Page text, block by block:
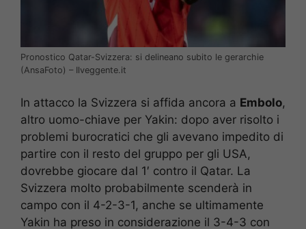
Pronostico Qatar-Svizzera: si delineano subito le gerarchie
(AnsaFoto) – Ilveggente.it
In attacco la Svizzera si affida ancora a Embolo,
altro uomo-chiave per Yakin: dopo aver risolto i
problemi burocratici che gli avevano impedito di
partire con il resto del gruppo per gli USA,
dovrebbe giocare dal 1′ contro il Qatar. La
Svizzera molto probabilmente scenderà in
campo con il 4-2-3-1, anche se ultimamente
Yakin ha preso in considerazione il 3-4-3 con